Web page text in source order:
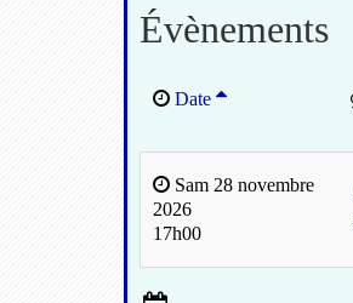
Évènements
Date
Sam 28 novembre
2026
17h00